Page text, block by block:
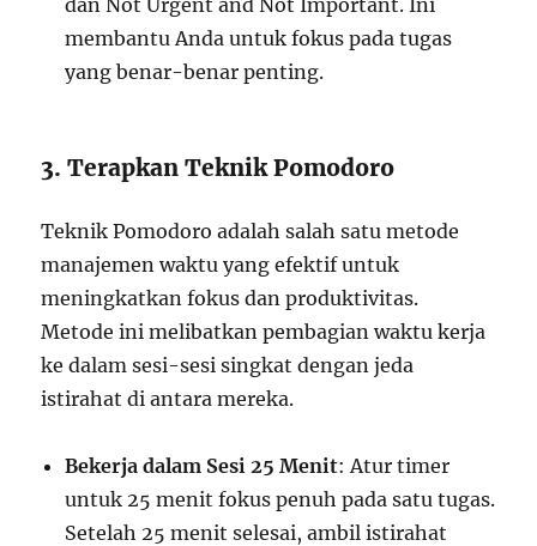
dan Not Urgent and Not Important. Ini
membantu Anda untuk fokus pada tugas
yang benar-benar penting.
3. Terapkan Teknik Pomodoro
Teknik Pomodoro adalah salah satu metode
manajemen waktu yang efektif untuk
meningkatkan fokus dan produktivitas.
Metode ini melibatkan pembagian waktu kerja
ke dalam sesi-sesi singkat dengan jeda
istirahat di antara mereka.
Bekerja dalam Sesi 25 Menit: Atur timer
untuk 25 menit fokus penuh pada satu tugas.
Setelah 25 menit selesai, ambil istirahat